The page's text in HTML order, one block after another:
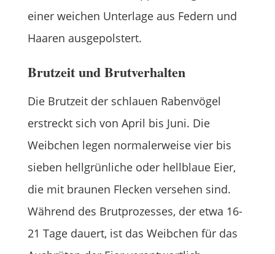
einer weichen Unterlage aus Federn und
Haaren ausgepolstert.
Brutzeit und Brutverhalten
Die Brutzeit der schlauen Rabenvögel
erstreckt sich von April bis Juni. Die
Weibchen legen normalerweise vier bis
sieben hellgrünliche oder hellblaue Eier,
die mit braunen Flecken versehen sind.
Während des Brutprozesses, der etwa 16-
21 Tage dauert, ist das Weibchen für das